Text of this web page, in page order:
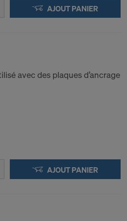
AJOUT PANIER
avec des plaques d’ancrage
AJOUT PANIER
des
vous êtes
des
sont en
: